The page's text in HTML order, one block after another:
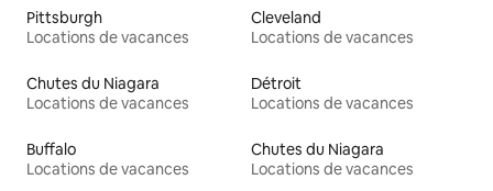
Pittsburgh
Locations de vacances
Cleveland
Locations de vacances
Chutes du Niagara
Locations de vacances
Détroit
Locations de vacances
Buffalo
Locations de vacances
Chutes du Niagara
Locations de vacances